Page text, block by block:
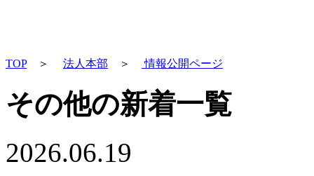
TOP＞ 法人本部 ＞ 情報公開ページ
その他の新着一覧
2026.06.19